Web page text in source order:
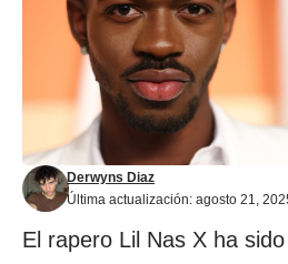
Última actualización: agosto 21,
Derwyns Diaz
El rapero Lil Nas X ha